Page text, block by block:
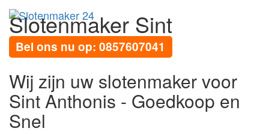
Bel ons nu op: 0857607041
Slotenmaker Sint
Anthonis
Wij zijn uw slotenmaker voor
Sint Anthonis - Goedkoop en
Snel